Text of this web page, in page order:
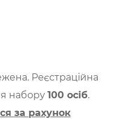
Реєстраційна
набору 100 осіб.
за рахунок